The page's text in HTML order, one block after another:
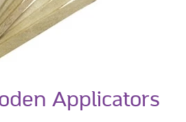
Applicators